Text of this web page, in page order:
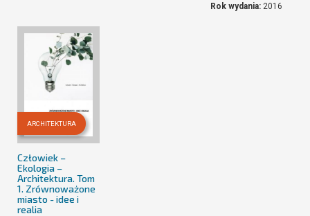
Rok wydania: 2016
ARCHITEKTURA
Człowiek –
Ekologia –
Architektura. Tom
1. Zrównoważone
miasto - idee i
realia